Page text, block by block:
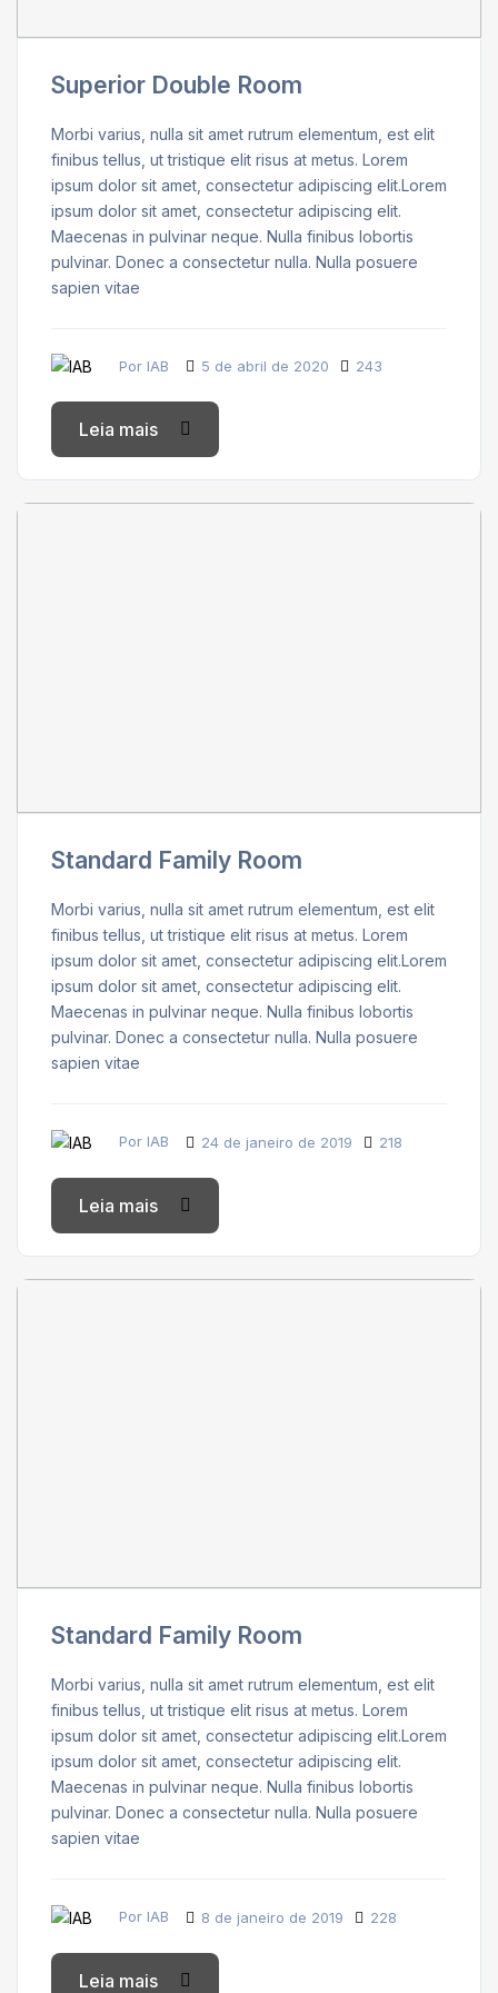
Superior Double Room
Morbi varius, nulla sit amet rutrum elementum, est elit
finibus tellus, ut tristique elit risus at metus. Lorem
ipsum dolor sit amet, consectetur adipiscing elit.Lorem
ipsum dolor sit amet, consectetur adipiscing elit.
Maecenas in pulvinar neque. Nulla finibus lobortis
pulvinar. Donec a consectetur nulla. Nulla posuere
sapien vitae
Por IAB 5 de abril de 2020 243
Leia mais
Standard Family Room
Morbi varius, nulla sit amet rutrum elementum, est elit
finibus tellus, ut tristique elit risus at metus. Lorem
ipsum dolor sit amet, consectetur adipiscing elit.Lorem
ipsum dolor sit amet, consectetur adipiscing elit.
Maecenas in pulvinar neque. Nulla finibus lobortis
pulvinar. Donec a consectetur nulla. Nulla posuere
sapien vitae
Por IAB 24 de janeiro de 2019 218
Leia mais
Standard Family Room
Morbi varius, nulla sit amet rutrum elementum, est elit
finibus tellus, ut tristique elit risus at metus. Lorem
ipsum dolor sit amet, consectetur adipiscing elit.Lorem
ipsum dolor sit amet, consectetur adipiscing elit.
Maecenas in pulvinar neque. Nulla finibus lobortis
pulvinar. Donec a consectetur nulla. Nulla posuere
sapien vitae
Por IAB 8 de janeiro de 2019 228
Leia mais